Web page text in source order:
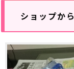
ショップか